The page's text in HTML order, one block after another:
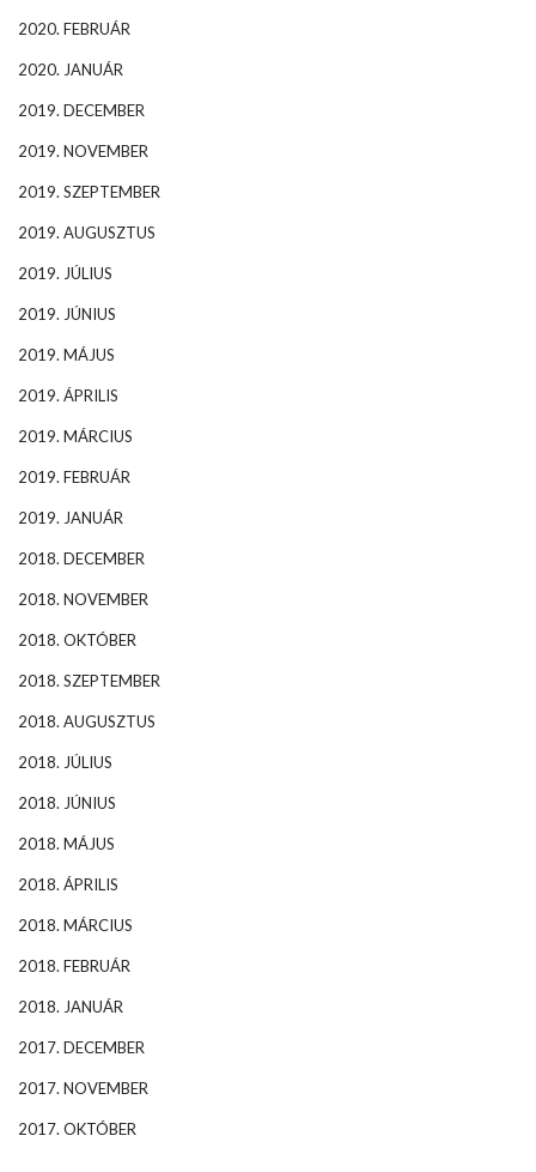
2020. FEBRUÁR
2020. JANUÁR
2019. DECEMBER
2019. NOVEMBER
2019. SZEPTEMBER
2019. AUGUSZTUS
2019. JÚLIUS
2019. JÚNIUS
2019. MÁJUS
2019. ÁPRILIS
2019. MÁRCIUS
2019. FEBRUÁR
2019. JANUÁR
2018. DECEMBER
2018. NOVEMBER
2018. OKTÓBER
2018. SZEPTEMBER
2018. AUGUSZTUS
2018. JÚLIUS
2018. JÚNIUS
2018. MÁJUS
2018. ÁPRILIS
2018. MÁRCIUS
2018. FEBRUÁR
2018. JANUÁR
2017. DECEMBER
2017. NOVEMBER
2017. OKTÓBER